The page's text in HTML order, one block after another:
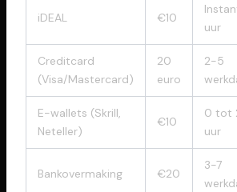
iDEAL €10
uur
Creditcard
(Visa/Mastercard)
20
euro
2-5
E-wallets (Skrill,
Neteller)
€10
0 tot
uur
Bankovermaking €20
3-7